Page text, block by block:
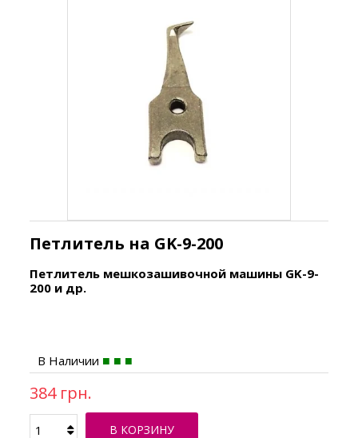
Петлитель на GK-9-200
Петлитель мешкозашивочной машины GK-9-
200 и др.
В Наличии
384 грн.
В КОРЗИНУ